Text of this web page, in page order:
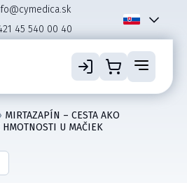
45 540 00 40
MIRTAZAPÍN – CESTA AKO
U MAČIEK